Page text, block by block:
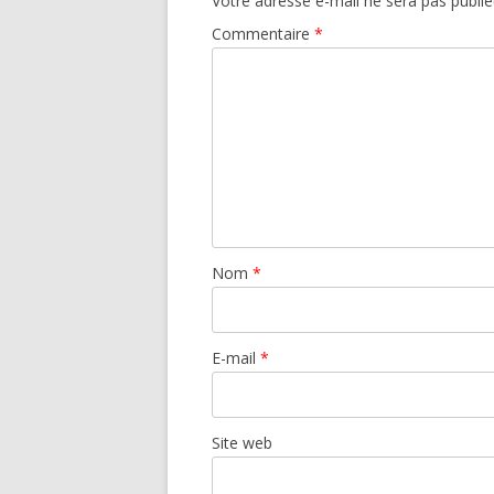
Commentaire *
Nom *
E-mail *
Site web